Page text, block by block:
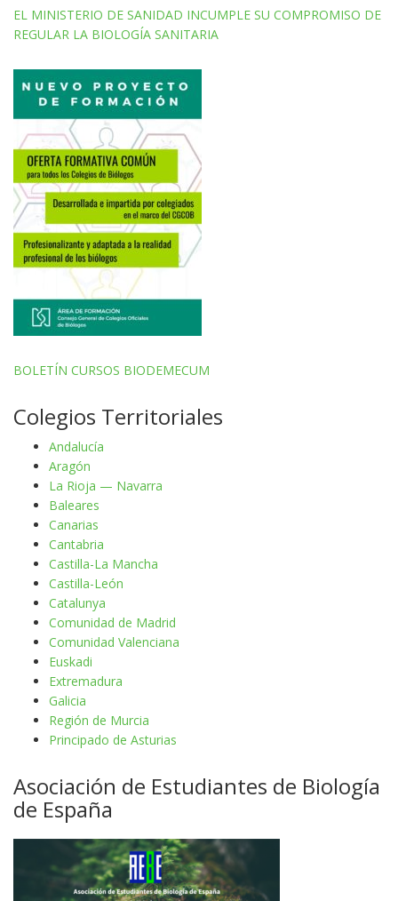
EL MINISTERIO DE SANIDAD INCUMPLE SU COMPROMISO DE
REGULAR LA BIOLOGÍA SANITARIA
BOLETÍN CURSOS BIODEMECUM
Colegios Territoriales
Andalucía
Aragón
La Rioja — Navarra
Baleares
Canarias
Cantabria
Castilla-La Mancha
Castilla-León
Catalunya
Comunidad de Madrid
Comunidad Valenciana
Euskadi
Extremadura
Galicia
Región de Murcia
Principado de Asturias
Asociación de Estudiantes de Biología
de España